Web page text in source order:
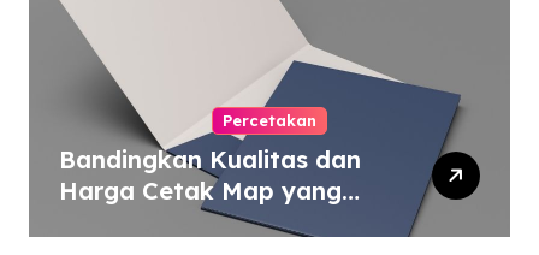
Percetakan
Bandingkan Kualitas dan
Harga Cetak Map yang
Murah atau Mahal